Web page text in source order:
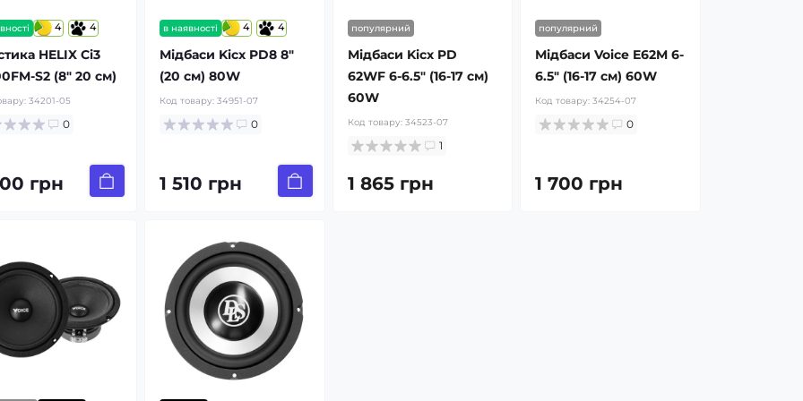
4 4
HELIX Ci3
S2 (8″ 20 см)
34201-05
0
грн
в наявності 4 4
Мідбаси Kicx PD8 8″
(20 см) 80W
Код товару: 34951-07
0
1 510 грн
популярний
Мідбаси Kicx PD
62WF 6-6.5″ (16-17 см)
60W
Код товару: 34523-07
1
1 865 грн
популярний
Мідбаси Voice E62M 6-
6.5″ (16-17 см) 60W
Код товару:34254-07
0
1 700 грн